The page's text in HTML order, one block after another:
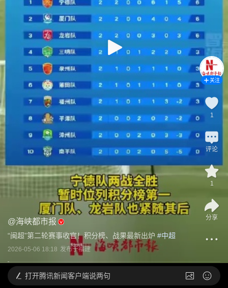
@海峡都市报
“闽超”第二轮赛事收官！积分榜、战果最新出炉 #中超
2026-05-06 18:18 发布于福建
关注
1
评论
1
分享
打开腾讯新闻客户端说两句